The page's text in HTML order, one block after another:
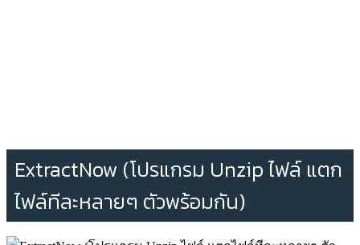
ExtractNow (โปรแกรม Unzip ไฟล์ แตก
ไฟล์ทีละหลายๆ ตัวพร้อมกัน)